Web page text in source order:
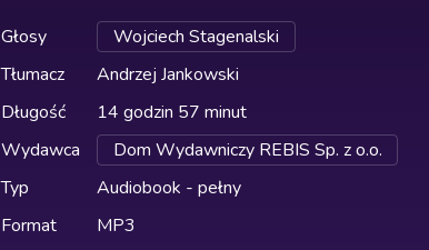
Głosy
Wojciech Stagenalski
Tłumacz
Andrzej Jankowski
Długość
14 godzin 57 minut
Wydawca
Dom Wydawniczy REBIS Sp. z o.o.
Typ
Audiobook - pełny
Format
MP3